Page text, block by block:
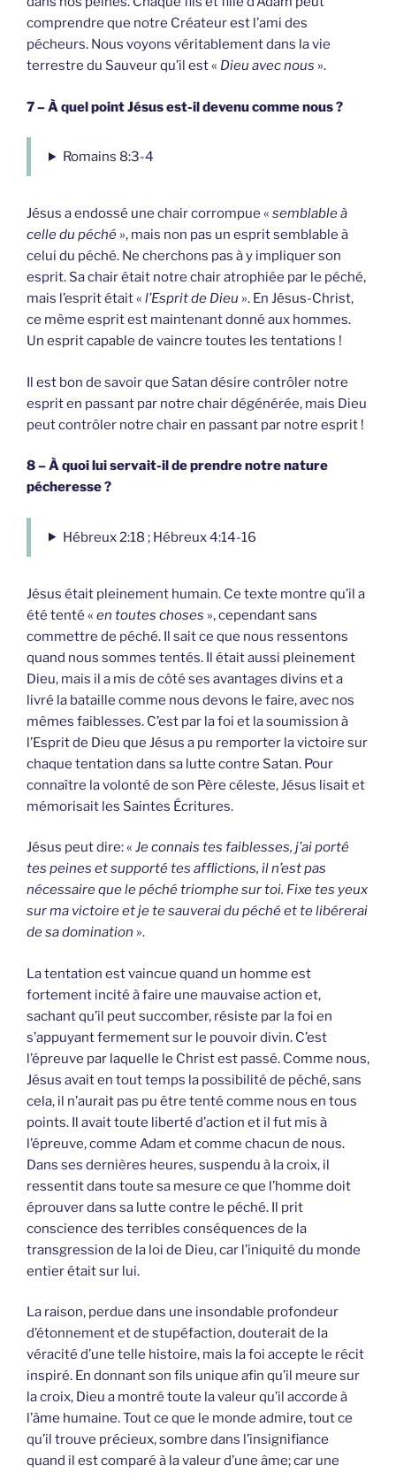
comprendre que notre Créateur est l’ami des
pécheurs. Nous voyons véritablement dans la vie
terrestre du Sauveur qu’il est « Dieu avec nous ».
7 – À quel point Jésus est-il devenu comme nous ?
Romains 8:3-4
Jésus a endossé une chair corrompue « semblable à
celle du péché », mais non pas un esprit semblable à
celui du péché. Ne cherchons pas à y impliquer son
esprit. Sa chair était notre chair atrophiée par le péché,
mais l’esprit était « l’Esprit de Dieu ». En Jésus-Christ,
ce même esprit est maintenant donné aux hommes.
Un esprit capable de vaincre toutes les tentations !
Il est bon de savoir que Satan désire contrôler notre
esprit en passant par notre chair dégénérée, mais Dieu
peut contrôler notre chair en passant par notre esprit !
8 – À quoi lui servait-il de prendre notre nature
pécheresse ?
Hébreux 2:18 ; Hébreux 4:14-16
Jésus était pleinement humain. Ce texte montre qu’il a
été tenté « en toutes choses », cependant sans
commettre de péché. Il sait ce que nous ressentons
quand nous sommes tentés. Il était aussi pleinement
Dieu, mais il a mis de côté ses avantages divins et a
livré la bataille comme nous devons le faire, avec nos
mêmes faiblesses. C’est par la foi et la soumission à
l’Esprit de Dieu que Jésus a pu remporter la victoire sur
chaque tentation dans sa lutte contre Satan. Pour
connaître la volonté de son Père céleste, Jésus lisait et
mémorisait les Saintes Écritures.
Jésus peut dire: « Je connais tes faiblesses, j’ai porté
tes peines et supporté tes afflictions, il n’est pas
nécessaire que le péché triomphe sur toi. Fixe tes yeux
sur ma victoire et je te sauverai du péché et te libérerai
de sa domination ».
La tentation est vaincue quand un homme est
fortement incité à faire une mauvaise action et,
sachant qu’il peut succomber, résiste par la foi en
s’appuyant fermement sur le pouvoir divin. C’est
l’épreuve par laquelle le Christ est passé. Comme nous,
Jésus avait en tout temps la possibilité de péché, sans
cela, il n’aurait pas pu être tenté comme nous en tous
points. Il avait toute liberté d’action et il fut mis à
l’épreuve, comme Adam et comme chacun de nous.
Dans ses dernières heures, suspendu à la croix, il
ressentit dans toute sa mesure ce que l’homme doit
éprouver dans sa lutte contre le péché. Il prit
conscience des terribles conséquences de la
transgression de la loi de Dieu, car l’iniquité du monde
entier était sur lui.
La raison, perdue dans une insondable profondeur
d’étonnement et de stupéfaction, douterait de la
véracité d’une telle histoire, mais la foi accepte le récit
inspiré. En donnant son fils unique afin qu’il meure sur
la croix, Dieu a montré toute la valeur qu’il accorde à
l’âme humaine. Tout ce que le monde admire, tout ce
qu’il trouve précieux, sombre dans l’insignifiance
quand il est comparé à la valeur d’une âme; car une